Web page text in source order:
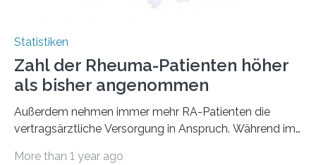
Statistiken
Zahl der Rheuma-Patienten höher
als bisher angenommen
Außerdem nehmen immer mehr RA-Patienten die
vertragsärztliche Versorgung in Anspruch. Während im
More than 1 year ago